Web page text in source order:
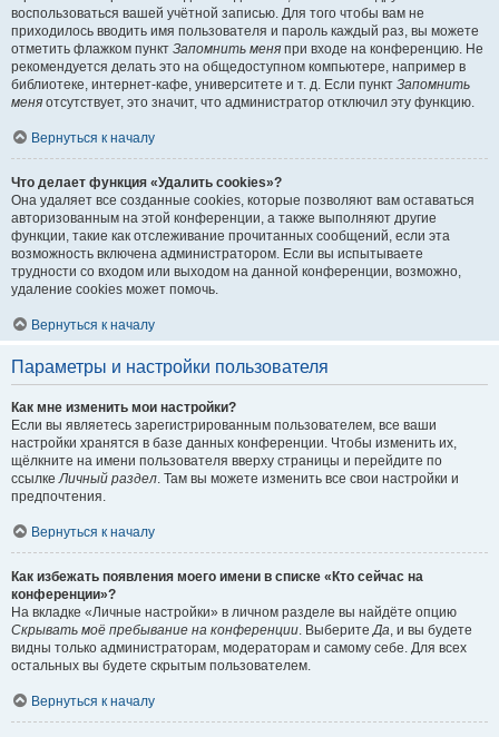
воспользоваться вашей учётной записью. Для того чтобы вам не
приходилось вводить имя пользователя и пароль каждый раз, вы можете
отметить флажком пункт Запомнить меня при входе на конференцию. Не
рекомендуется делать это на общедоступном компьютере, например в
библиотеке, интернет-кафе, университете и т. д. Если пункт Запомнить
меня отсутствует, это значит, что администратор отключил эту функцию.
Вернуться к началу
Что делает функция «Удалить cookies»?
Она удаляет все созданные cookies, которые позволяют вам оставаться
авторизованным на этой конференции, а также выполняют другие
функции, такие как отслеживание прочитанных сообщений, если эта
возможность включена администратором. Если вы испытываете
трудности со входом или выходом на данной конференции, возможно,
удаление cookies может помочь.
Вернуться к началу
Параметры и настройки пользователя
Как мне изменить мои настройки?
Если вы являетесь зарегистрированным пользователем, все ваши
настройки хранятся в базе данных конференции. Чтобы изменить их,
щёлкните на имени пользователя вверху страницы и перейдите по
ссылкеЛичный раздел. Там вы можете изменить все свои настройки и
предпочтения.
Вернуться к началу
Как избежать появления моего имени в списке «Кто сейчас на
конференции»?
На вкладке «Личные настройки» в личном разделе вы найдёте опцию
Скрывать моё пребывание на конференции. ВыберитеДа, и вы будете
видны только администраторам, модераторам и самому себе. Для всех
остальных вы будете скрытым пользователем.
Вернуться к началу